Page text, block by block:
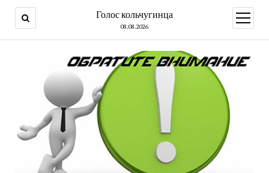
Голос кольчугинца
08.08.2026
меню